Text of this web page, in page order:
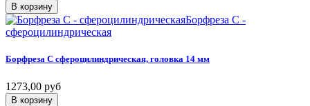
В корзину
Борфреза C -
сфероцилиндрическая
Борфреза C сфероцилиндрическая, головка 14 мм
1273,00 руб
В корзину